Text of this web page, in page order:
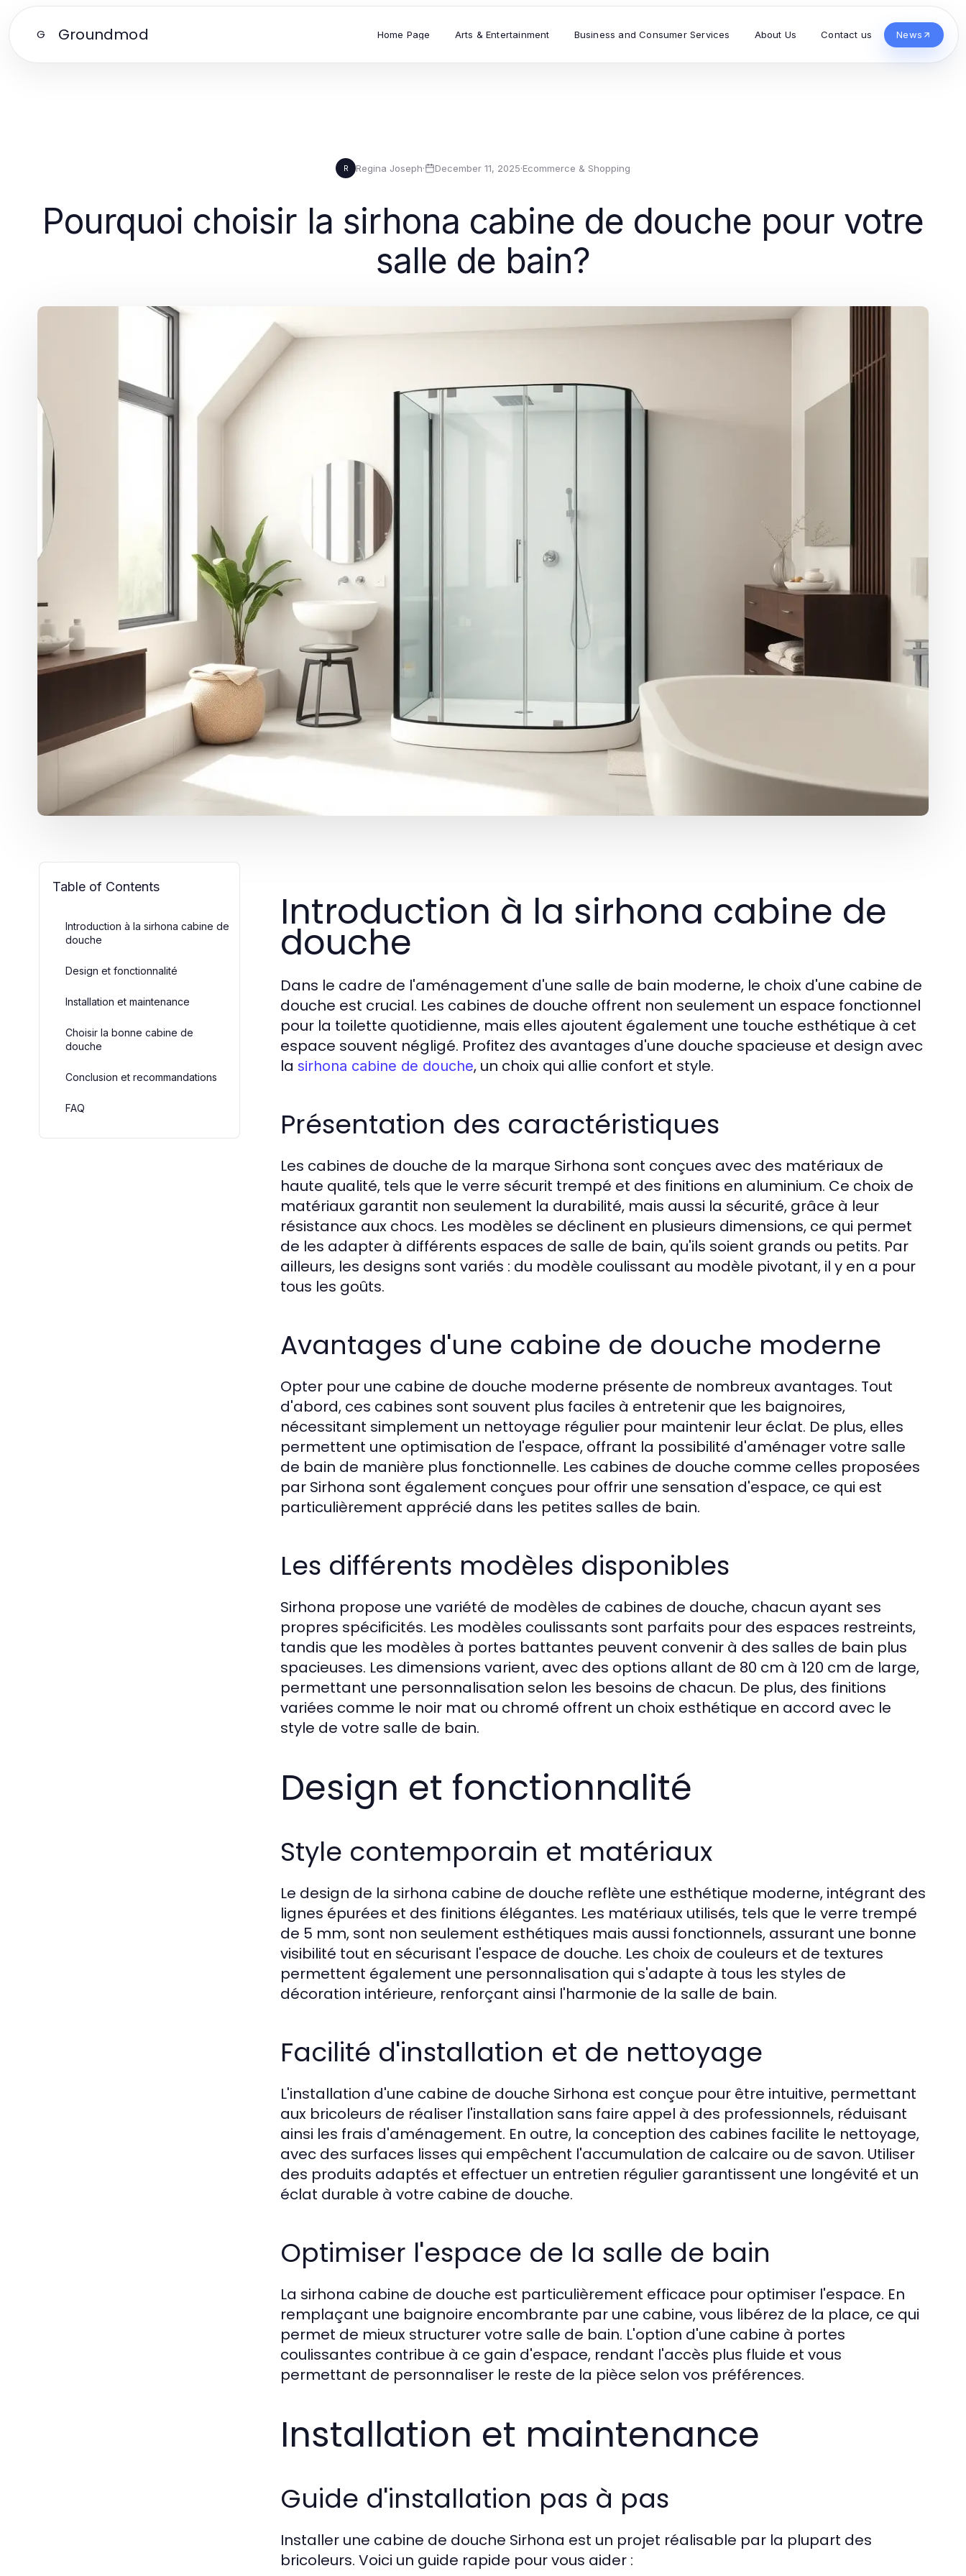
G Groundmod Home Page Arts & Entertainment Business and Consumer Services About Us Contact us News
R Regina Joseph· December 11, 2025·Ecommerce & Shopping
Pourquoi choisir la sirhona cabine de douche pour votre
salle de bain?
Table of Contents
Introduction à la sirhona cabine de
douche
Design et fonctionnalité
Installation et maintenance
Choisir la bonne cabine de
douche
Conclusion et recommandations
FAQ
Introduction à la sirhona cabine de
douche
Dans le cadre de l'aménagement d'une salle de bain moderne, le choix d'une cabine de
douche est crucial. Les cabines de douche offrent non seulement un espace fonctionnel
pour la toilette quotidienne, mais elles ajoutent également une touche esthétique à cet
espace souvent négligé. Profitez des avantages d'une douche spacieuse et design avec
la sirhona cabine de douche, un choix qui allie confort et style.
Présentation des caractéristiques
Les cabines de douche de la marque Sirhona sont conçues avec des matériaux de
haute qualité, tels que le verre sécurit trempé et des finitions en aluminium. Ce choix de
matériaux garantit non seulement la durabilité, mais aussi la sécurité, grâce à leur
résistance aux chocs. Les modèles se déclinent en plusieurs dimensions, ce qui permet
de les adapter à différents espaces de salle de bain, qu'ils soient grands ou petits. Par
ailleurs, les designs sont variés : du modèle coulissant au modèle pivotant, il y en a pour
tous les goûts.
Avantages d'une cabine de douche moderne
Opter pour une cabine de douche moderne présente de nombreux avantages. Tout
d'abord, ces cabines sont souvent plus faciles à entretenir que les baignoires,
nécessitant simplement un nettoyage régulier pour maintenir leur éclat. De plus, elles
permettent une optimisation de l'espace, offrant la possibilité d'aménager votre salle
de bain de manière plus fonctionnelle. Les cabines de douche comme celles proposées
par Sirhona sont également conçues pour offrir une sensation d'espace, ce qui est
particulièrement apprécié dans les petites salles de bain.
Les différents modèles disponibles
Sirhona propose une variété de modèles de cabines de douche, chacun ayant ses
propres spécificités. Les modèles coulissants sont parfaits pour des espaces restreints,
tandis que les modèles à portes battantes peuvent convenir à des salles de bain plus
spacieuses. Les dimensions varient, avec des options allant de 80 cm à 120 cm de large,
permettant une personnalisation selon les besoins de chacun. De plus, des finitions
variées comme le noir mat ou chromé offrent un choix esthétique en accord avec le
style de votre salle de bain.
Design et fonctionnalité
Style contemporain et matériaux
Le design de la sirhona cabine de douche reflète une esthétique moderne, intégrant des
lignes épurées et des finitions élégantes. Les matériaux utilisés, tels que le verre trempé
de 5 mm, sont non seulement esthétiques mais aussi fonctionnels, assurant une bonne
visibilité tout en sécurisant l'espace de douche. Les choix de couleurs et de textures
permettent également une personnalisation qui s'adapte à tous les styles de
décoration intérieure, renforçant ainsi l'harmonie de la salle de bain.
Facilité d'installation et de nettoyage
L'installation d'une cabine de douche Sirhona est conçue pour être intuitive, permettant
aux bricoleurs de réaliser l'installation sans faire appel à des professionnels, réduisant
ainsi les frais d'aménagement. En outre, la conception des cabines facilite le nettoyage,
avec des surfaces lisses qui empêchent l'accumulation de calcaire ou de savon. Utiliser
des produits adaptés et effectuer un entretien régulier garantissent une longévité et un
éclat durable à votre cabine de douche.
Optimiser l'espace de la salle de bain
La sirhona cabine de douche est particulièrement efficace pour optimiser l'espace. En
remplaçant une baignoire encombrante par une cabine, vous libérez de la place, ce qui
permet de mieux structurer votre salle de bain. L'option d'une cabine à portes
coulissantes contribue à ce gain d'espace, rendant l'accès plus fluide et vous
permettant de personnaliser le reste de la pièce selon vos préférences.
Installation et maintenance
Guide d'installation pas à pas
Installer une cabine de douche Sirhona est un projet réalisable par la plupart des
bricoleurs. Voici un guide rapide pour vous aider :